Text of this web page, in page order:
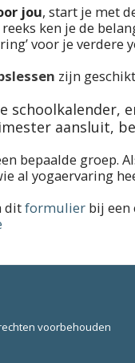
jou, start je met
ken je de
voor je verdere
zijn geschikt
aansluit,
bepaalde groep.
al yogaervaring
ditformulier bij een
voorbehouden